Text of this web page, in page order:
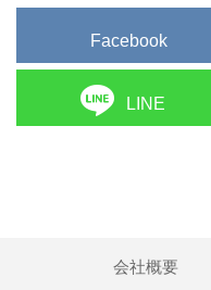
Facebook
LINE
会社概要